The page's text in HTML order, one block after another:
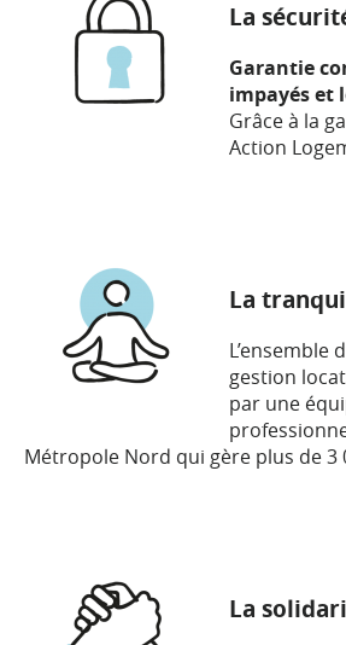
La
Garantie
impayés et
Grâce à la
Action
La
L’ensemble
gestion
par une
Métropole Nord qui gère plus de 3
La